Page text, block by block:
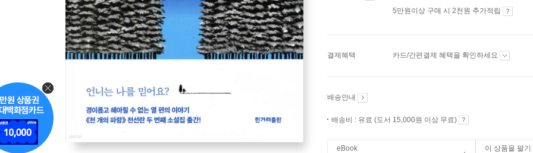
5만원이상 구매 시 2천원 추가적립
결제혜택 카드/간편결제 혜택을 확인하세요
배송안내
배송비 : 유료 (도서 15,000원 이상 무료)
eBook
이 상품을 팔기